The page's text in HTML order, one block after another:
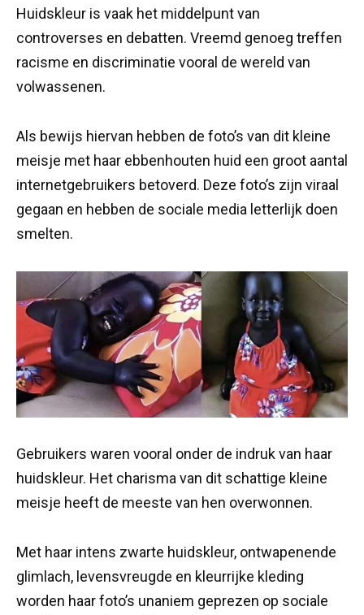
Huidskleur is vaak het middelpunt van
controverses en debatten. Vreemd genoeg treffen
racisme en discriminatie vooral de wereld van
volwassenen.
Als bewijs hiervan hebben de foto’s van dit kleine
meisje met haar ebbenhouten huid een groot aantal
internetgebruikers betoverd. Deze foto’s zijn viraal
gegaan en hebben de sociale media letterlijk doen
smelten.
Gebruikers waren vooral onder de indruk van haar
huidskleur. Het charisma van dit schattige kleine
meisje heeft de meeste van hen overwonnen.
Met haar intens zwarte huidskleur, ontwapenende
glimlach, levensvreugde en kleurrijke kleding
worden haar foto’s unaniem geprezen op sociale